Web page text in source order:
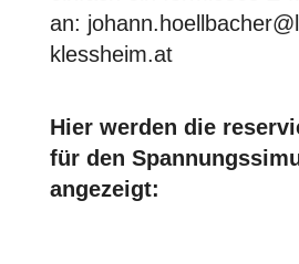
an:
klessheim.at
Hier werden die
für den
angezeigt: